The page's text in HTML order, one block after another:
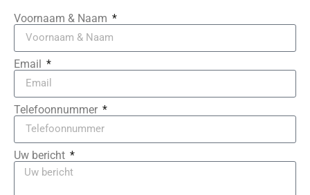
Voornaam & Naam
Email
Telefoonnummer
Uw bericht